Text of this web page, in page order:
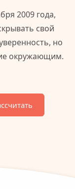
2009 года,
свой
но
окружающим.